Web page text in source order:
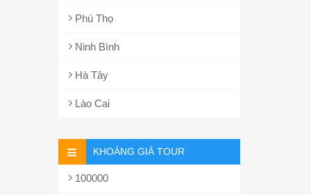
Phú Thọ
Ninh Bình
Hà Tây
Lào Cai
KHOẢNG GIÁ TOUR
100000